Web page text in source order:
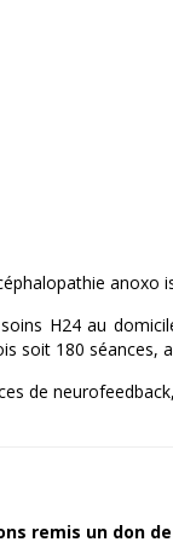
anoxo
H24 au
soit 180 séances,
de
remis un don